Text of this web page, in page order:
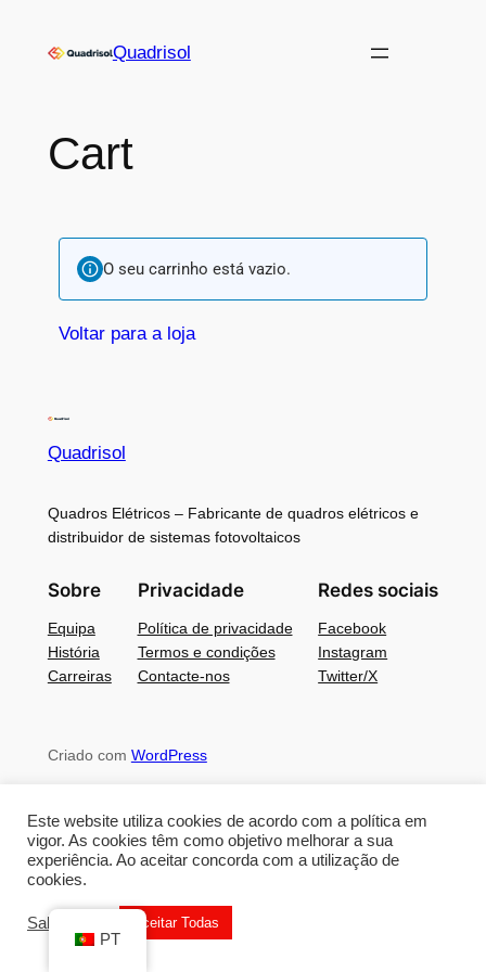
Quadrisol
Cart
O seu carrinho está vazio.
Voltar para a loja
Quadrisol
Quadros Elétricos – Fabricante de quadros elétricos e
distribuidor de sistemas fotovoltaicos
Sobre
Equipa
História
Carreiras
Privacidade
Política de privacidade
Termos e condições
Contacte-nos
Redes sociais
Facebook
Instagram
Twitter/X
Criado com WordPress
Este website utiliza cookies de acordo com a política em
vigor. As cookies têm como objetivo melhorar a sua
experiência. Ao aceitar concorda com a utilização de
cookies.
Saber Mais Aceitar Todas
PT